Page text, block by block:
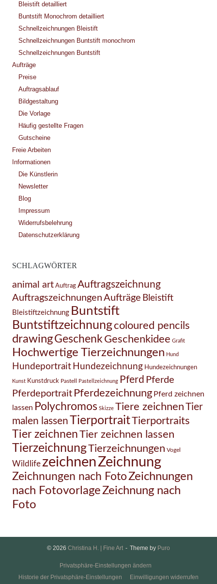
Bleistift detailliert
Buntstift Monochrom detailliert
Schnellzeichnungen Bleistift
Schnellzeichnungen Buntstift monochrom
Schnellzeichnungen Buntstift
Aufträge
Preise
Auftragsablauf
Bildgestaltung
Die Vorlage
Häufig gestellte Fragen
Gutscheine
Freie Arbeiten
Informationen
Die Künstlerin
Newsletter
Blog
Impressum
Widerrufsbelehrung
Datenschutzerklärung
SCHLAGWÖRTER
animal art Auftrag Auftragszeichnung
Auftragszeichnungen Aufträge Bleistift
Bleistiftzeichnung Buntstift
Buntstiftzeichnungcoloured pencils
drawingGeschenkGeschenkidee Grafit
Hochwertige Tierzeichnungen Hund
Hundeportrait Hundezeichnung Hundezeichnungen
Kunst Kunstdruck Pastell Pastellzeichnung Pferd Pferde
Pferdeportrait Pferdezeichnung Pferd zeichnen
lassen Polychromos Skizze Tiere zeichnenTier
malen lassenTierportraitTierportraits
Tier zeichnenTier zeichnen lassen
TierzeichnungTierzeichnungen Vogel
WildlifezeichnenZeichnung
Zeichnungen nach FotoZeichnungen
nach FotovorlageZeichnung nach
Foto
© 2026 Christina H. | Fine Art Theme by Puro
Privatsphäre-Einstellungen ändern
Historie der Privatsphäre-Einstellungen
Einwilligungen widerrufen